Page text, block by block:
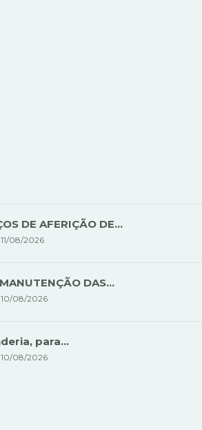
DE AFERIÇÃO DE...
08/2026
DAS...
10/08/2026
para...
10/08/2026